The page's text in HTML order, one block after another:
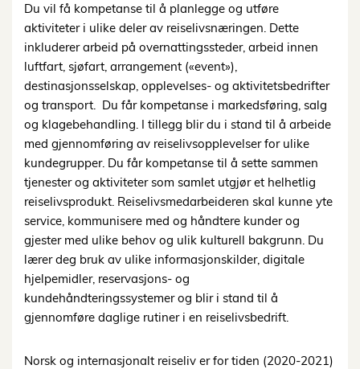
Du vil få kompetanse til å planlegge og utføre
aktiviteter i ulike deler av reiselivsnæringen. Dette
inkluderer arbeid på overnattingssteder, arbeid innen
luftfart, sjøfart, arrangement («event»),
destinasjonsselskap, opplevelses- og aktivitetsbedrifter
og transport. Du får kompetanse i markedsføring, salg
og klagebehandling. I tillegg blir du i stand til å arbeide
med gjennomføring av reiselivsopplevelser for ulike
kundegrupper. Du får kompetanse til å sette sammen
tjenester og aktiviteter som samlet utgjør et helhetlig
reiselivsprodukt. Reiselivsmedarbeideren skal kunne yte
service, kommunisere med og håndtere kunder og
gjester med ulike behov og ulik kulturell bakgrunn. Du
lærer deg bruk av ulike informasjonskilder, digitale
hjelpemidler, reservasjons- og
kundehåndteringssystemer og blir i stand til å
gjennomføre daglige rutiner i en reiselivsbedrift.
Norsk og internasjonalt reiseliv er for tiden (2020-2021)